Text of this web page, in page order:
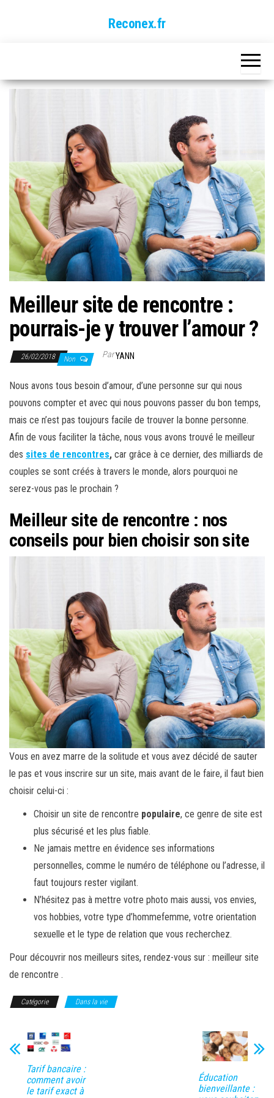
Reconex.fr
Meilleur site de rencontre :
pourrais-je y trouver l’amour ?
26/02/2018 Non ParYANN
Nous avons tous besoin d’amour, d’une personne sur qui nous
pouvons compter et avec qui nous pouvons passer du bon temps,
mais ce n’est pas toujours facile de trouver la bonne personne.
Afin de vous faciliter la tâche, nous vous avons trouvé le meilleur
des sites de rencontres, car grâce à ce dernier, des milliards de
couples se sont créés à travers le monde, alors pourquoi ne
serez-vous pas le prochain ?
Meilleur site de rencontre : nos
conseils pour bien choisir son site
Vous en avez marre de la solitude et vous avez décidé de sauter
le pas et vous inscrire sur un site, mais avant de le faire, il faut bien
choisir celui-ci :
Choisir un site de rencontre populaire, ce genre de site est
plus sécurisé et les plus fiable.
Ne jamais mettre en évidence ses informations
personnelles, comme le numéro de téléphone ou l’adresse, il
faut toujours rester vigilant.
N’hésitez pas à mettre votre photo mais aussi, vos envies,
vos hobbies, votre type d’hommefemme, votre orientation
sexuelle et le type de relation que vous recherchez.
Pour découvrir nos meilleurs sites, rendez-vous sur : meilleur site
de rencontre .
Catégorie Dans la vie
Tarif bancaire :
comment avoir
le tarif exact à
Éducation
bienveillante :